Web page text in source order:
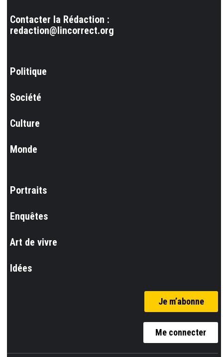
Contacter la Rédaction :
redaction@lincorrect.org
Politique
Société
Culture
Monde
Portraits
Enquêtes
Art de vivre
Idées
Je m’abonne
Me connecter